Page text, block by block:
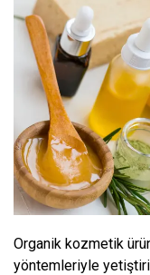
Organik kozmetik
yöntemleriyle